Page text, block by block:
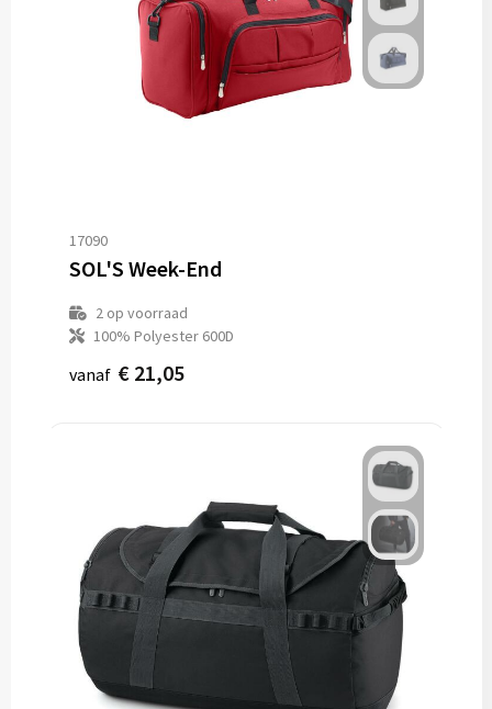
17090
SOL'S Week-End
2op voorraad
100% Polyester 600D
vanaf € 21,05